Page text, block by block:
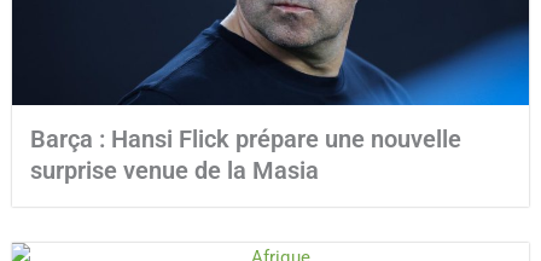
Barça : Hansi Flick prépare une nouvelle
surprise venue de la Masia